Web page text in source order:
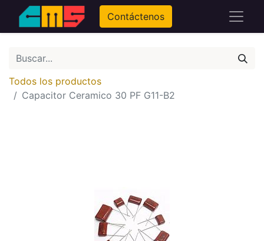
Contáctenos
Todos los productos
Capacitor Ceramico 30 PF G11-B2